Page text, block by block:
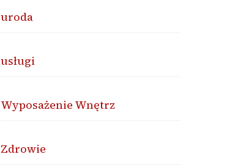
uroda
usługi
Wyposażenie Wnętrz
Zdrowie